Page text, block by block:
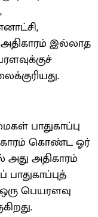
இல்லாத
பாதுகாப்பு
கொண்ட ஓர்
அதிகாரம்
பெயரளவு